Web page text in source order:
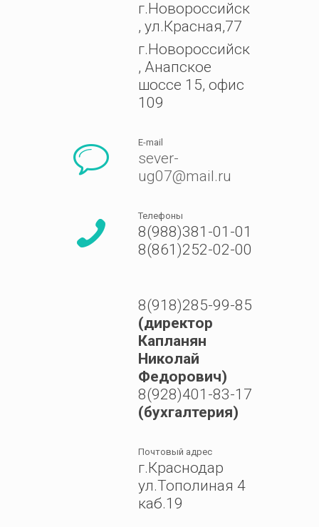
г.Новороссийск
, ул.Красная,77
г.Новороссийск
, Анапское
шоссе 15, офис
109
E-mail
sever-
ug07@mail.ru
Телефоны
8(988)381-01-01
8(861)252-02-00
8(918)285-99-85
(директор
Капланян
Николай
Федорович)
8(928)401-83-17
(бухгалтерия)
Почтовый адрес
г.Краснодар
ул.Тополиная 4
каб.19